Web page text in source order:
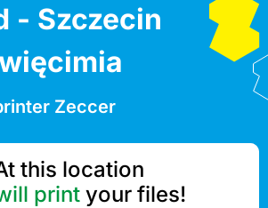
- Szczecin
Zeccer
this location
print your files!